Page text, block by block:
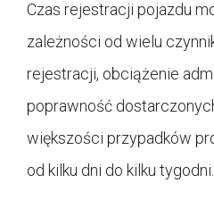
Czas rejestracji pojazdu
zależności od wielu
rejestracji, obciążenie
poprawność
większości przypadków
od kilku dni do kilku tygodni.